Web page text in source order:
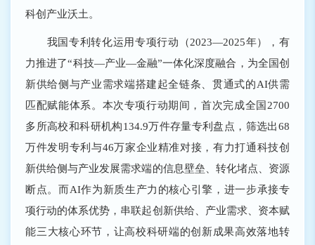
科创产业沃土。
我国专利转化运用专项行动（2023―2025年），有
力推进了“科技—产业—金融”一体化深度融合，为全国创
新供给侧与产业需求端搭建起全链条、贯通式的AI供需
匹配赋能体系。本次专项行动期间，首次完成全国2700
多所高校和科研机构134.9万件存量专利盘点，筛选出68
万件发明专利与46万家企业精准对接，有力打通科技创
新供给侧与产业发展需求端的信息壁垒、转化堵点、资源
断点。而AI作为新质生产力的核心引擎，进一步承接专
项行动的体系优势，串联起创新供给、产业需求、资本赋
能三大核心环节，让高校科研端的创新成果高效落地转